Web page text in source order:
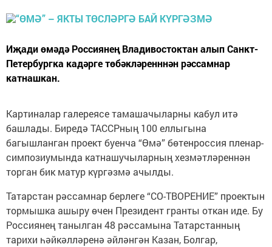
Иҗади өмәдә Россиянең Владивостоктан алып Санкт-
Петербургка кадәрге төбәкләренннән рәссамнар
катнашкан.
Картиналар галереясе тамашачыларны кабул итә
башлады. Биредә ТАССРның 100 еллыгына
багышланган проект буенча “Өмә” бөтенроссия пленар-
симпозиумында катнашучыларның хезмәтләреннән
торган бик матур күргәзмә ачылды.
Татарстан рәссамнар берлеге “СО-ТВОРЕНИЕ” проектын
тормышка ашыру өчен Президент гранты откан иде. Бу
Россиянең танылган 48 рәссамына Татарстанның
тарихи һәйкәлләренә әйләнгән Казан, Болгар,